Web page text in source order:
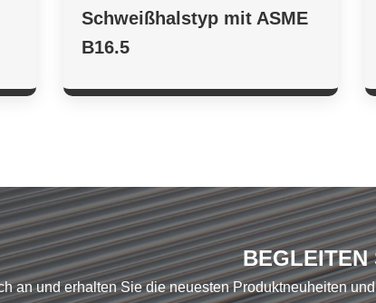
Schweißhalstyp mit ASME
B16.5
BEGLEITEN
an und erhalten Sie die neuesten Produktneuheiten